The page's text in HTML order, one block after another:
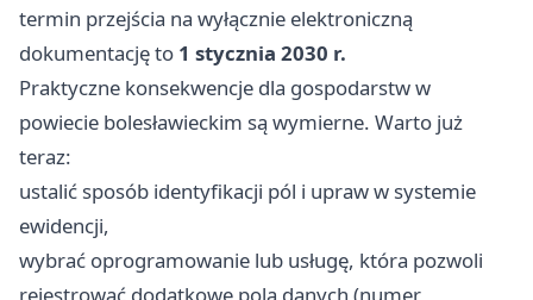
termin przejścia na wyłącznie elektroniczną
dokumentację to 1 stycznia 2030 r.
Praktyczne konsekwencje dla gospodarstw w
powiecie bolesławieckim są wymierne. Warto już
teraz:
ustalić sposób identyfikacji pól i upraw w systemie
ewidencji,
wybrać oprogramowanie lub usługę, która pozwoli